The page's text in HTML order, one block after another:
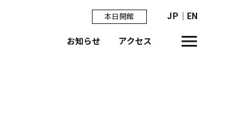
本日開館 JP EN
お知らせ アクセス